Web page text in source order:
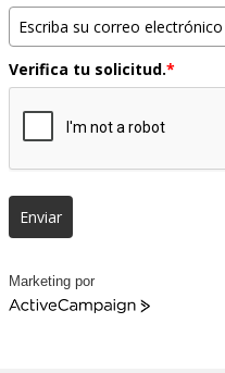
Verifica tu solicitud.*
Enviar
Marketing por
ActiveCampaign